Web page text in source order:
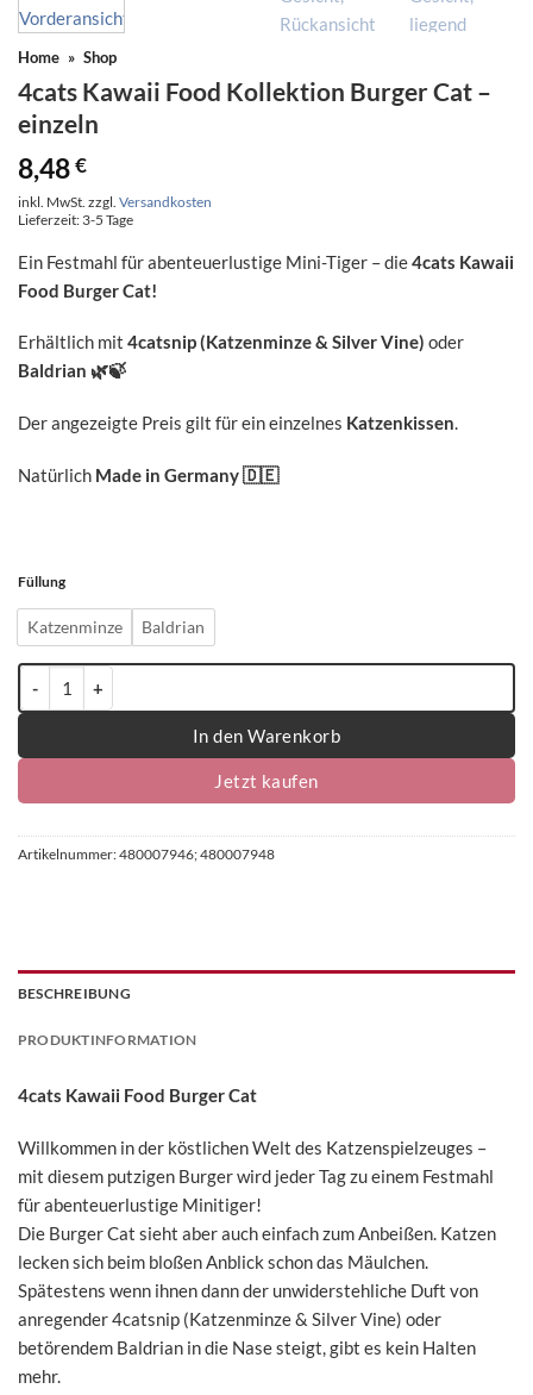
Home » Shop
4cats Kawaii Food Kollektion Burger Cat –
einzeln
8,48€
inkl. MwSt. zzgl. Versandkosten
Lieferzeit: 3-5 Tage
Ein Festmahl für abenteuerlustige Mini-Tiger – die4cats Kawaii
Food Burger Cat!
Erhältlich mit 4catsnip (Katzenminze & Silver Vine) oder
Baldrian 🌿🍃
Der angezeigte Preis gilt für ein einzelnes Katzenkissen.
Natürlich Made in Germany🇩🇪
Füllung
Katzenminze Baldrian
In den Warenkorb
Jetzt kaufen
Artikelnummer:480007946; 480007948
BESCHREIBUNG
PRODUKTINFORMATION
4cats Kawaii Food Burger Cat
Willkommen in der köstlichen Welt des Katzenspielzeuges –
mit diesem putzigen Burger wird jeder Tag zu einem Festmahl
für abenteuerlustige Minitiger!
Die Burger Cat sieht aber auch einfach zum Anbeißen. Katzen
lecken sich beim bloßen Anblick schon das Mäulchen.
Spätestens wenn ihnen dann der unwiderstehliche Duft von
anregender 4catsnip (Katzenminze & Silver Vine) oder
betörendem Baldrian in die Nase steigt, gibt es kein Halten
mehr.